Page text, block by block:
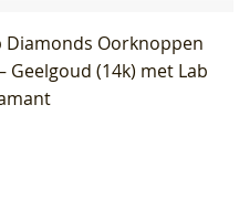
Diamonds Oorknoppen
Geelgoud (14k) met Lab